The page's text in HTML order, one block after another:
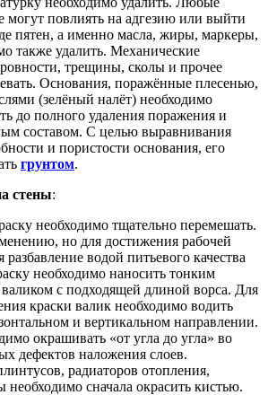
могут повлиять на адгезию или выйти
пятен, а именно масла, жиры, маркеры,
также удалить. Механические
трещины, сколы и прочее
Основания, поражённые плесенью,
(зелёный налёт) необходимо
до полного удаления поражения и
составом. С целью выравнивания
и пористости основания, его
грунтом.
стены:
необходимо тщательно перемешать.
но для достижения рабочей
разбавление водой питьевого качества
необходимо наносить тонким
с подходящей длиной ворса. Для
краски валик необходимо водить
и вертикальном направлении.
окрашивать «от угла до угла» во
дефектов наложения слоев.
радиаторов отопления,
необходимо сначала окрасить кистью.